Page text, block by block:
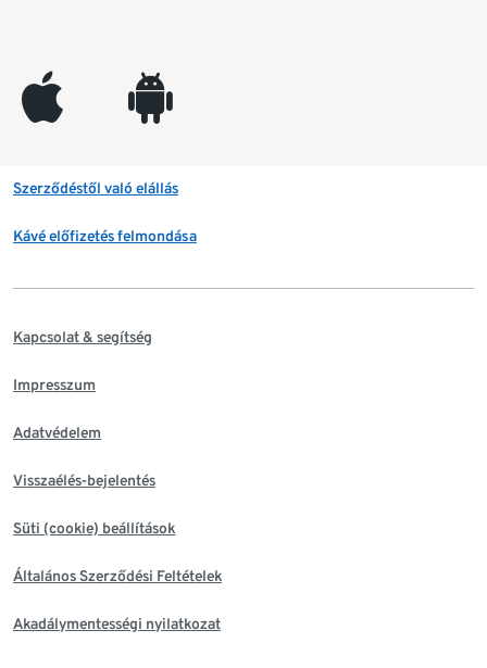
appleinc android
Szerződéstől való elállás
Kávé előfizetés felmondása
Kapcsolat & segítség
Impresszum
Adatvédelem
Visszaélés-bejelentés
Süti (cookie) beállítások
Általános Szerződési Feltételek
Akadálymentességi nyilatkozat